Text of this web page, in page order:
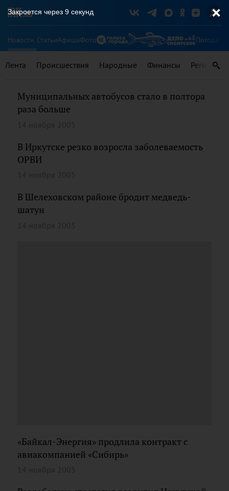
Новости СтатьиАфишаФото Погода
Лента Происшествия Народные Финансы Регионы
Муниципальных автобусов стало в полтора
раза больше
В Иркутске резко возросла заболеваемость
ОРВИ
В Шелеховском районе бродит медведь-
шатун
«Байкал-Энергия» продлила контракт с
авиакомпанией «Сибирь»
Закроется через 9 секунд